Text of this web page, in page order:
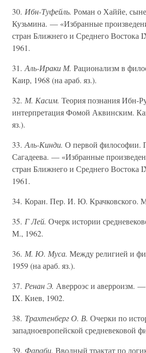
30. Ибн-Туфейль. Роман о Хаййе,
Кузьмина. — «Избранные
стран Ближнего и Среднего
1961.
31. Аль-Ираки М. Рационализм в
Каир, 1968 (на араб. яз.).
32. М. Касим. Теория познания Ибн-
интерпретация Фомой Аквинским.
яз.).
33. Аль-Кинди. О первой философии.
Сагадеева. — «Избранные
стран Ближнего и Среднего
1961.
34. Коран. Пер. И. Ю. Крачковского.
35. Г Лей. Очерк истории
М., 1962.
36. М. Ю. Муса. Между религией и
1959 (на араб. яз.).
37. Ренан Э. Аверроэс и аверроизм.
IX. Киев, 1902.
38. Трахтенберг О. В. Очерки по
западноевропейской средневековой
39. Фараби. Вводный трактат по